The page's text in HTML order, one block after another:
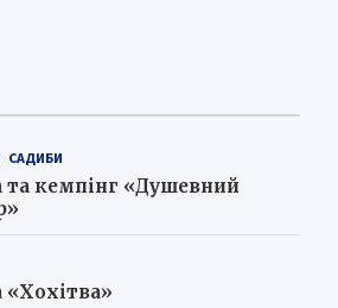
САДИБИ
та кемпінг «Душевний
«Хохітва»